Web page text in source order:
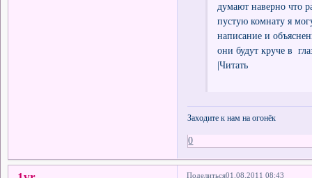
думают наверно что
пустую комнату я
написание и
они будут круче в
|Читать
Заходите к нам на огонёк
0
Поделиться01.08.2011 08:43